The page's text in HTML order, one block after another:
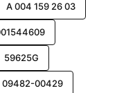
A 004 159 26 03
59625G
09482-00429